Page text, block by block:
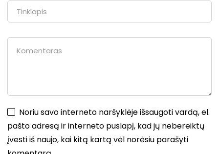
Noriu savo interneto naršyklėje išsaugoti vardą, el.
pašto adresą ir interneto puslapį, kad jų nebereiktų
įvesti iš naujo, kai kitą kartą vėl norėsiu parašyti